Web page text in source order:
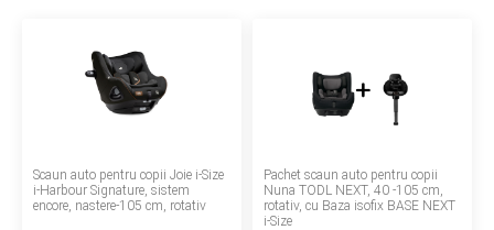
CAMERA COPILULUI
MARSUPII BEBELUSI
Scaun auto pentru copii Joie i-Size
i-Harbour Signature, sistem
encore, nastere-105 cm, rotativ
Pachet scaun auto pentru copii
Nuna TODL NEXT, 40 -105 cm,
rotativ, cu Baza isofix BASE NEXT
i-Size